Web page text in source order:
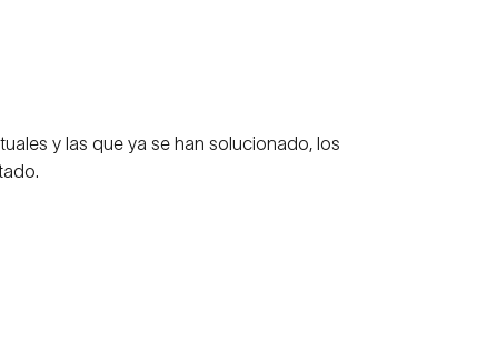
y las que ya se han solucionado, los